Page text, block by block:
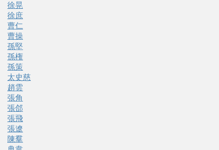
徐晃
徐庶
曹仁
曹操
孫堅
孫権
孫策
太史慈
趙雲
張角
張郃
張飛
張遼
陳羣